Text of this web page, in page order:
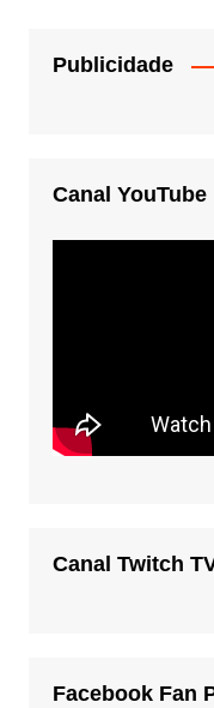
Publicidade
Canal YouTube
Canal Twitch
Facebook Fan